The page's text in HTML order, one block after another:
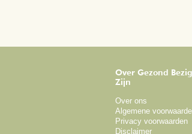
Over Gezond Bezig
Zijn
Over ons
Algemene
Privacy voorwaarden
Disclaimer